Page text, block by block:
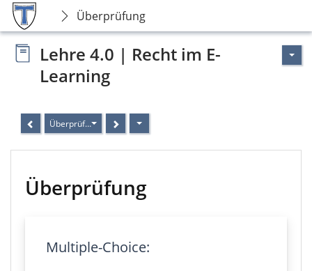
Überprüfung
Lehre 4.0 | Recht im E-
Learning
Überprüfung
Überprüfung
Multiple-Choice: